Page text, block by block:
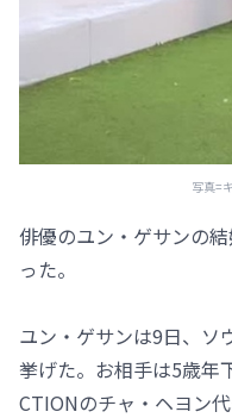
写真=
俳優のユン・ゲサンの
った。
ユン・ゲサンは9日、ソ
挙げた。お相手は5歳年
CTIONのチャ・ヘヨン